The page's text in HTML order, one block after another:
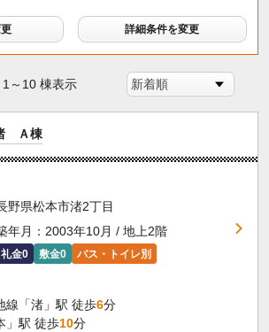
詳細条件を変更
～10 棟表示
Ａ棟
野県松本市渚2丁目
年月：2003年10月 / 地上2階
礼金0 敷金0 バス・トイレ別
線「渚」駅 徒歩6分
」駅 徒歩10分